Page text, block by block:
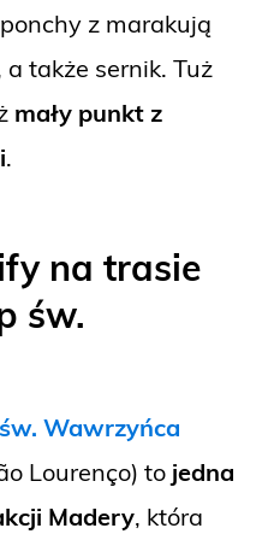
z marakują
także sernik. Tuż
mały punkt z
.
na trasie
św.
Wawrzyńca
Lourenço) to jedna
Madery, która